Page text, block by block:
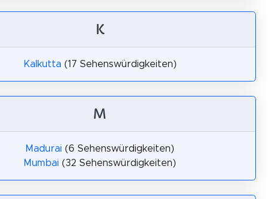
K
Kalkutta (17 Sehenswürdigkeiten)
M
Madurai (6 Sehenswürdigkeiten)
Mumbai (32 Sehenswürdigkeiten)